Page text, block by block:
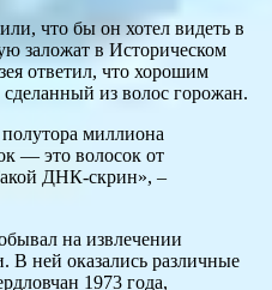
что бы он хотел видеть в
заложат в Историческом
ответил, что хорошим
из волос горожан.
миллиона
— это волосок от
ДНК-скрин», –
на извлечении
В ней оказались различные
1973 года,